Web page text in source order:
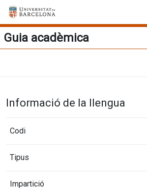
Guia acadèmica
Informació de la llengua
Codi
Tipus
Impartició